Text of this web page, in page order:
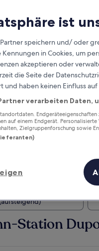
Verdiene Prämien
wahrgenommene
Station
ist
Partner speichern und/ oder
in Cookies, um
akzeptieren oder
die Seite der
und haben keinen Einfluss
verarbeiten Daten,
auf einem Endgerät.
Zielgruppenforschung sowie